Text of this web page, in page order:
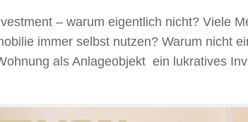
– warum eigentlich nicht? Viele
immer selbst nutzen? Warum nicht
als Anlageobjekt ein lukratives